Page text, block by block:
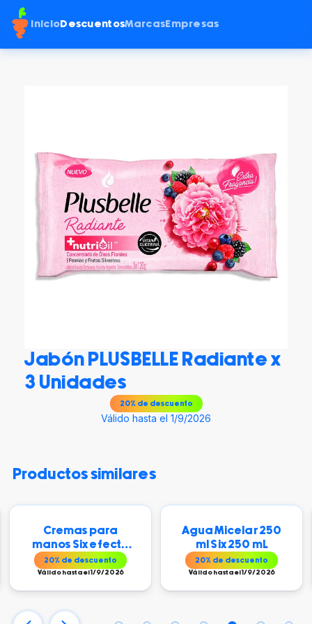
Inicio DescuentosMarcas Empresas
Jabón PLUSBELLE Radiante x
3 Unidades
20% de descuento
Válido hasta el 1/9/2026
productos similares
Agua Micelar 250
ml Six 250 mL
20% de descuento
Válido hasta el 1/9/2026
NIVEA en
Woman
Natural 150
15% de
Válido hasta el 1/